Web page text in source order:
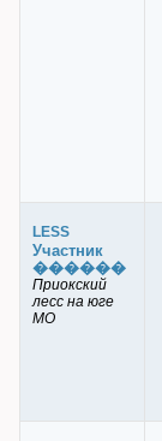
LESS
Участник
������
Приокский
лесс на юге
МО